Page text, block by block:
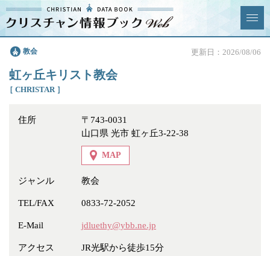
クリスチャン
情報ブックとは
News & Topics
よくあるご質問
教会 学校・幼稚園・神学校
特別集会奉仕者 医療・福祉
教会 更新日：2026/08/06
虹ヶ丘キリスト教会
［ CHRISTAR ］
住所
〒743-0031
山口県 光市 虹ヶ丘3-22-38
MAP
ジャンル 教会
TEL/FAX 0833-72-2052
E-Mail jdluethy@ybb.ne.jp
アクセス JR光駅から徒歩15分